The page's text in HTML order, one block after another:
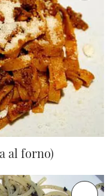
al forno)